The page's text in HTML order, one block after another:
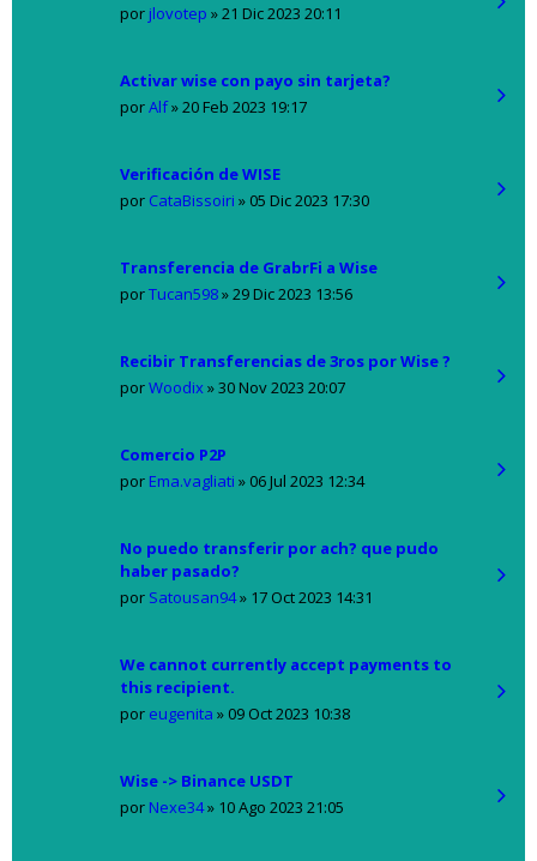
por jlovotep »21 Dic 2023 20:11
Activar wise con payo sin tarjeta?
porAlf»20 Feb 2023 19:17
Verificación de WISE
por CataBissoiri » 05 Dic 2023 17:30
Transferencia de GrabrFi a Wise
porTucan598»29 Dic 2023 13:56
Recibir Transferencias de 3ros por Wise ?
porWoodix »30 Nov 2023 20:07
Comercio P2P
por Ema.vagliati » 06 Jul 2023 12:34
No puedo transferir por ach? que pudo
haber pasado?
por Satousan94» 17 Oct 2023 14:31
We cannot currently accept payments to
this recipient.
por eugenita » 09 Oct 2023 10:38
Wise -> Binance USDT
por Nexe34» 10 Ago 2023 21:05